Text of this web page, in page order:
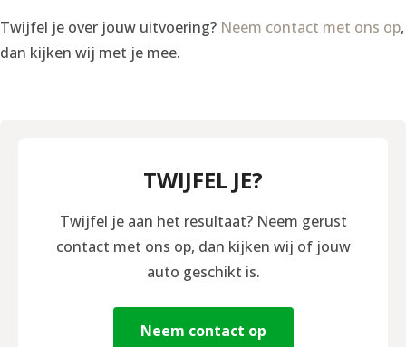
Twijfel je over jouw uitvoering? Neem contact met ons op,
dan kijken wij met je mee.
TWIJFEL JE?
Twijfel je aan het resultaat? Neem gerust
contact met ons op, dan kijken wij of jouw
auto geschikt is.
Neem contact op